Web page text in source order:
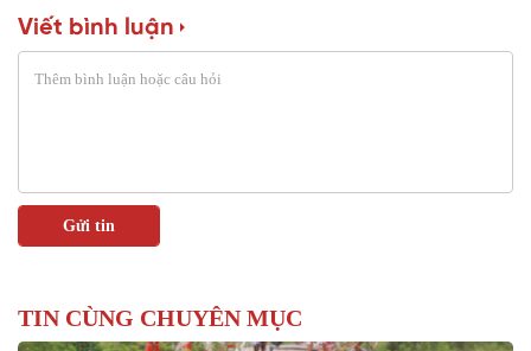
Viết bình luận
TIN CÙNG CHUYÊN MỤC